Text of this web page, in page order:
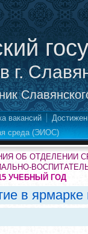
г.
вакансий
среда (ЭИОС)
ОБ ОТДЕЛЕНИИ
УЧЕБНЫЙ ГОД
в ярмарке